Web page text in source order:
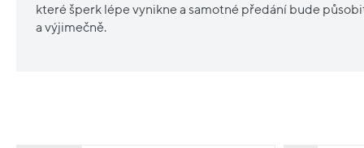
které šperk lépe vynikne a samotné předání bude
a výjimečně.